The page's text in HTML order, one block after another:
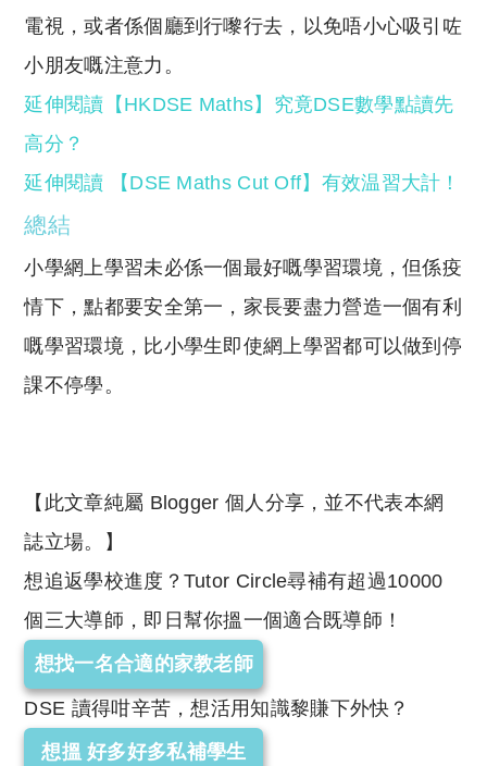
電視，或者係個廳到行嚟行去，以免唔小心吸引咗
小朋友嘅注意力。
延伸閱讀【HKDSE Maths】究竟DSE數學點讀先
高分？
延伸閱讀 【DSE Maths Cut Off】有效温習大計！
總結
小學網上學習未必係一個最好嘅學習環境，但係疫
情下，點都要安全第一，家長要盡力營造一個有利
嘅學習環境，比小學生即使網上學習都可以做到停
課不停學。
【此文章純屬 Blogger 個人分享，並不代表本網
誌立場。】
想追返學校進度？Tutor Circle尋補有超過10000
個三大導師，即日幫你搵一個適合既導師！
想找一名合適的家教老師
DSE 讀得咁辛苦，想活用知識黎賺下外快？
想搵 好多好多私補學生